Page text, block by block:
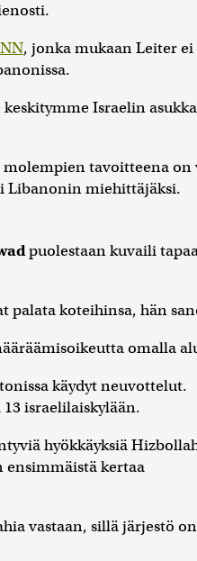
, jonka mukaan Leiter ei
Israelin
tavoitteena on
Libanonin miehittäjäksi.
puolestaan kuvaili
palata koteihinsa, hän
omalla
käydyt neuvottelut.
israelilaiskylään.
hyökkäyksiä
ensimmäistä kertaa
vastaan, sillä järjestö